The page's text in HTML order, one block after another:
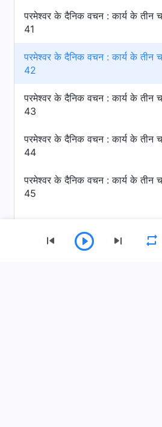
परमेश्वर के दैनिक वचन : कार्य के तीन
41
परमेश्वर के दैनिक वचन : कार्य के तीन
42
परमेश्वर के दैनिक वचन : कार्य के तीन
43
परमेश्वर के दैनिक वचन : कार्य के तीन
44
परमेश्वर के दैनिक वचन : कार्य के तीन
45